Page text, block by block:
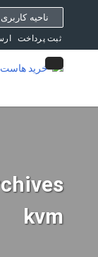
ناحیه کاربری
ثبت پرداخت
مرکز آموزش
kvm